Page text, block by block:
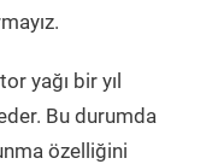
yağı bir yıl
Bu durumda
özelliğini